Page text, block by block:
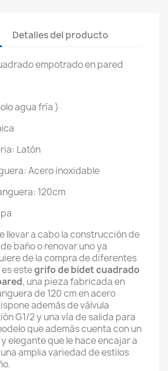
Detalles del producto
empotrado en pared
agua fría )
Latón
Acero inoxidable
120cm
llevar a cabo la construcción de
baño o renovar uno ya
de la compra de diferentes
estegrifo de bidet cuadrado
, una pieza fabricada en
de 120 cm en acero
además de válvula
G1/2 y una vía de salida para
que además cuenta con un
elegante que le hace encajar a
amplia variedad de estilos